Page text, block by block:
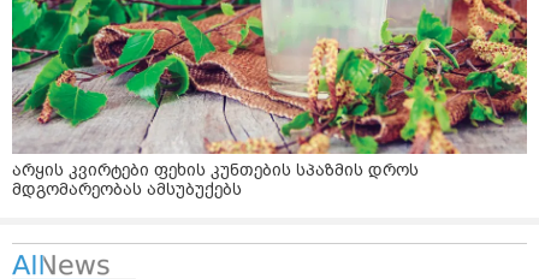
არყის კვირტები ფეხის კუნთების სპაზმის დროს
მდგომარეობას ამსუბუქებს